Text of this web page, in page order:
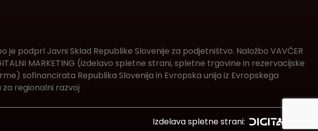
je podprl Javni Sklad Republike Slovenije za podjetništvo. Naložbo VAVČER
MARKETING (izdelavo spletne strani, spletne trgovine in rezervacijske
sofinancirata Republika Slovenija in Evropska unija iz Evropskega
za regionalni razvoj
Izdelava spletne strani: